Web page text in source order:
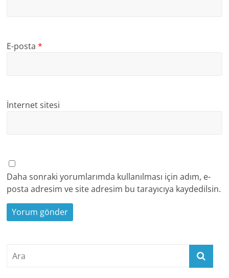
E-posta*
İnternet sitesi
Daha sonraki yorumlarımda kullanılması için adım, e-
posta adresim ve site adresim bu tarayıcıya kaydedilsin.